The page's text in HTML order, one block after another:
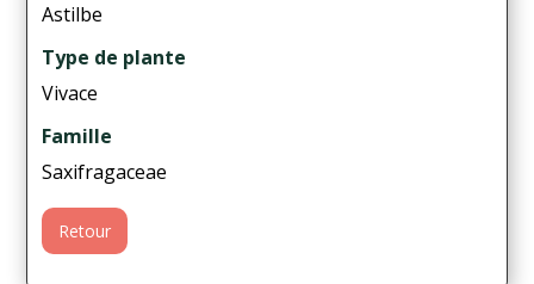
Astilbe
Type de plante
Vivace
Famille
Saxifragaceae
Retour